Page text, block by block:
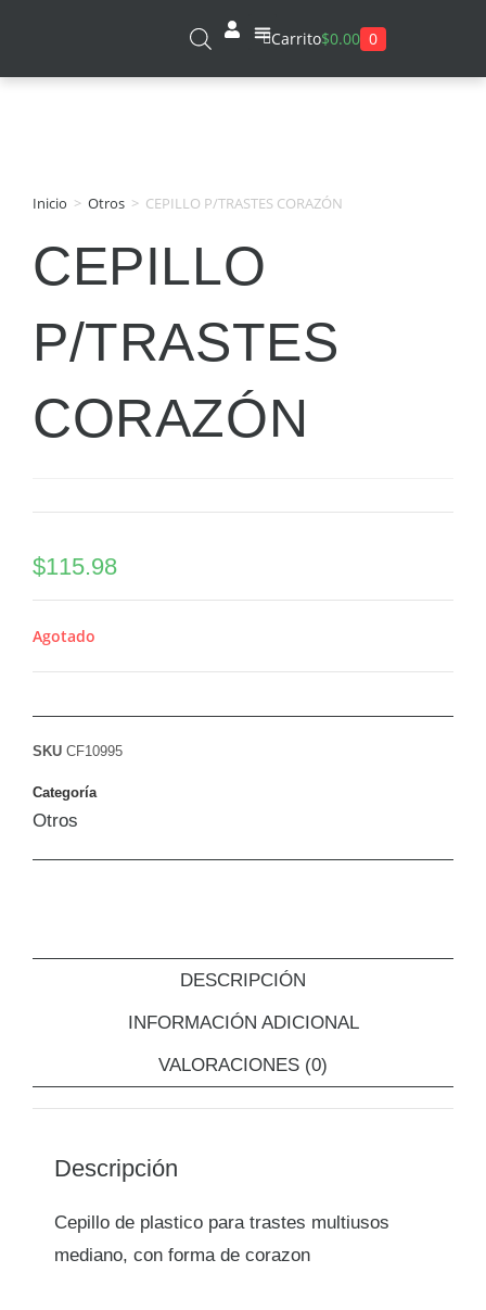
Carrito$0.00 0
Inicio > Otros > CEPILLO P/TRASTES CORAZÓN
CEPILLO
P/TRASTES
CORAZÓN
$115.98
Agotado
SKU CF10995
Categoría
Otros
DESCRIPCIÓN
INFORMACIÓN ADICIONAL
VALORACIONES (0)
Descripción
Cepillo de plastico para trastes multiusos
mediano, con forma de corazon